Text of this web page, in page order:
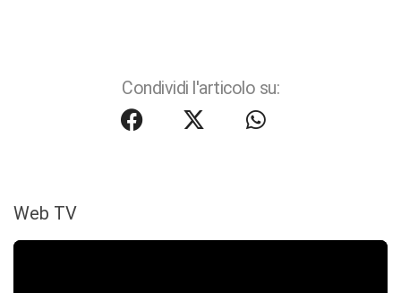
Condividi l'articolo su:
Web TV